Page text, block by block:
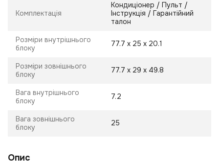
Комплектація
Кондиціонер / Пульт /
Інструкція / Гарантійний
талон
Розміри внутрішнього
блоку
77.7 х 25 х 20.1
Розміри зовнішнього
блоку
77.7 х 29 х 49.8
Вага внутрішнього
блоку
7.2
Вага зовнішнього
блоку
25
Опис